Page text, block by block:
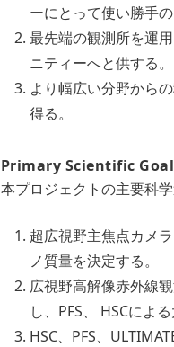
ーにとって使い勝手
最先端の観測所を運
ニティーへと供する。
より幅広い分野から
得る。
Primary Scientific
本プロジェクトの主要科
超広視野主焦点カメ
ノ質量を決定する。
広視野高解像赤外線
し、PFS、 HSCによ
HSC、PFS、